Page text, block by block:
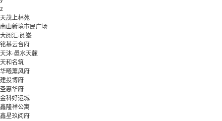
z
天茂上林苑
南山新境市民广场
大阅汇·阅峯
铭基云台府
天沐·邑水天麓
天和名筑
华曦薰风府
建投博府
圣惠华府
金科好运城
鑫隆祥公寓
鑫星玖阅府